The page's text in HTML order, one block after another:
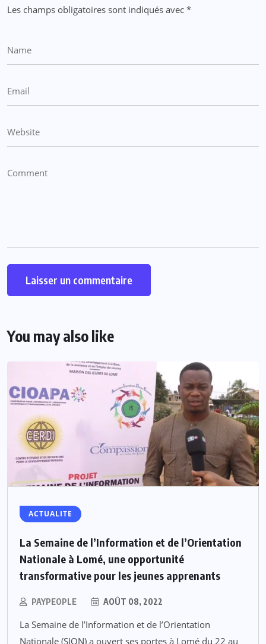
Les champs obligatoires sont indiqués avec *
You may also like
ACTUALITE
La Semaine de l’Information et de l’Orientation
Nationale à Lomé, une opportunité
transformative pour les jeunes apprenants
PAYPEOPLE AOÛT 08, 2022
La Semaine de l’Information et de l’Orientation
Nationale (SION) a ouvert ses portes à Lomé du 22 au